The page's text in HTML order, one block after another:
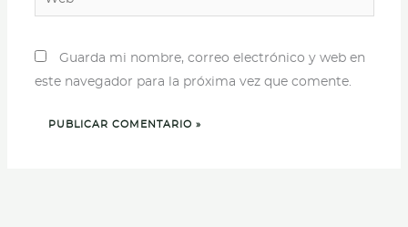
Guarda mi nombre, correo electrónico y web en
este navegador para la próxima vez que comente.